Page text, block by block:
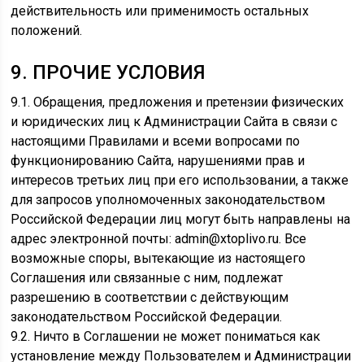
действительность или применимость остальных
положений.
9. ПРОЧИЕ УСЛОВИЯ
9.1. Обращения, предложения и претензии физических
и юридических лиц к Администрации Сайта в связи с
настоящими Правилами и всеми вопросами по
функционированию Сайта, нарушениями прав и
интересов третьих лиц при его использовании, а также
для запросов уполномоченных законодательством
Российской Федерации лиц могут быть направлены на
адрес электронной почты: admin@xtoplivo.ru. Все
возможные споры, вытекающие из настоящего
Соглашения или связанные с ним, подлежат
разрешению в соответствии с действующим
законодательством Российской Федерации.
9.2. Ничто в Соглашении не может пониматься как
установление между Пользователем и Администрации